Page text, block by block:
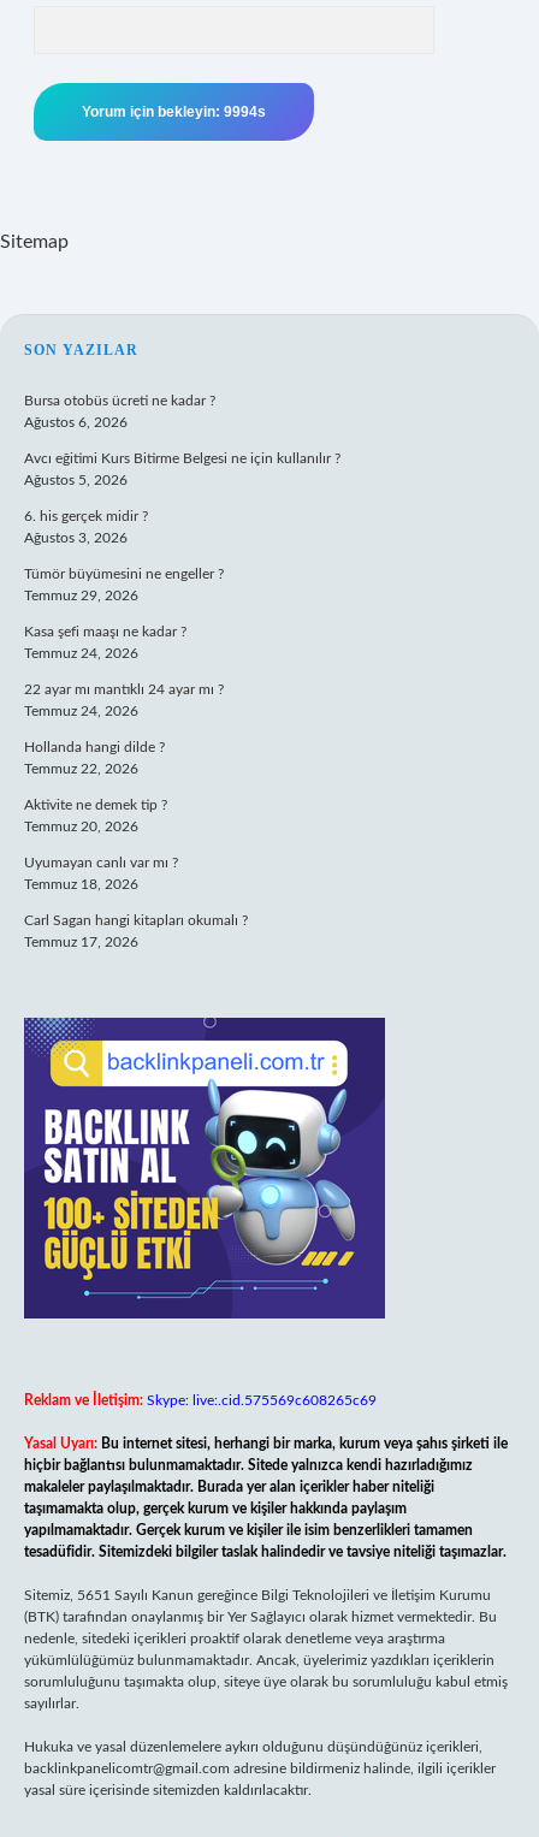
Sitemap
SIDEBAR
SON YAZILAR
Bursa otobüs ücreti ne kadar ?
Ağustos 6, 2026
Avcı eğitimi Kurs Bitirme Belgesi ne için kullanılır ?
Ağustos 5, 2026
6. his gerçek midir ?
Ağustos 3, 2026
Tümör büyümesini ne engeller ?
Temmuz 29, 2026
Kasa şefi maaşı ne kadar ?
Temmuz 24, 2026
22 ayar mı mantıklı 24 ayar mı ?
Temmuz 24, 2026
Hollanda hangi dilde ?
Temmuz 22, 2026
Aktivite ne demek tip ?
Temmuz 20, 2026
Uyumayan canlı var mı ?
Temmuz 18, 2026
Carl Sagan hangi kitapları okumalı ?
Temmuz 17, 2026
Reklam ve İletişim: Skype: live:.cid.575569c608265c69
Yasal Uyarı: Bu internet sitesi, herhangi bir marka, kurum veya şahıs şirketi ile
hiçbir bağlantısı bulunmamaktadır. Sitede yalnızca kendi hazırladığımız
makaleler paylaşılmaktadır. Burada yer alan içerikler haber niteliği
taşımamakta olup, gerçek kurum ve kişiler hakkında paylaşım
yapılmamaktadır. Gerçek kurum ve kişiler ile isim benzerlikleri tamamen
tesadüfidir. Sitemizdeki bilgiler taslak halindedir ve tavsiye niteliği taşımazlar.
Sitemiz, 5651 Sayılı Kanun gereğince Bilgi Teknolojileri ve İletişim Kurumu
(BTK) tarafından onaylanmış bir Yer Sağlayıcı olarak hizmet vermektedir. Bu
nedenle, sitedeki içerikleri proaktif olarak denetleme veya araştırma
yükümlülüğümüz bulunmamaktadır. Ancak, üyelerimiz yazdıkları içeriklerin
sorumluluğunu taşımakta olup, siteye üye olarak bu sorumluluğu kabul etmiş
sayılırlar.
Hukuka ve yasal düzenlemelere aykırı olduğunu düşündüğünüz içerikleri,
backlinkpanelicomtr@gmail.com adresine bildirmeniz halinde, ilgili içerikler
yasal süre içerisinde sitemizden kaldırılacaktır.